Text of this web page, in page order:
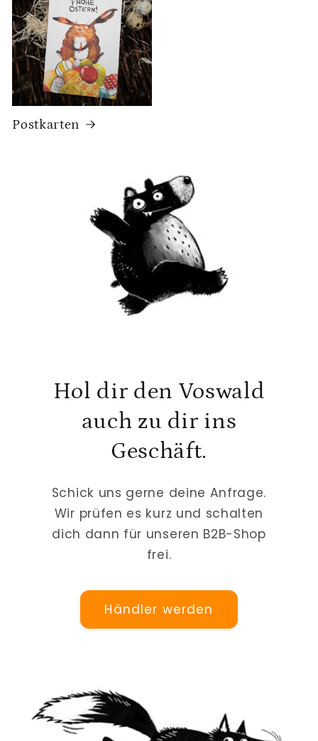
Postkarten
Hol dir den Voswald
auch zu dir ins
Geschäft.
Schick uns gerne deine Anfrage.
Wir prüfen es kurz und schalten
dich dann für unseren B2B-Shop
frei.
Händler werden